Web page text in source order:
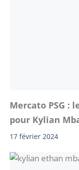
Mercato PSG :
pour Kylian
17 février 2024